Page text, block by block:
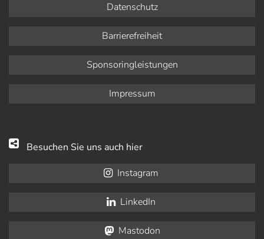
Datenschutz
Barrierefreiheit
Sponsoringleistungen
Impressum
Besuchen Sie uns auch hier
Instagram
LinkedIn
Mastodon